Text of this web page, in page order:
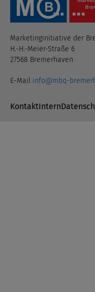
Marketinginitiative der
H.-H.-Meier-Straße 6
27568 Bremerhaven
E-Mail info@mbq-
Navigation
KontaktIntern